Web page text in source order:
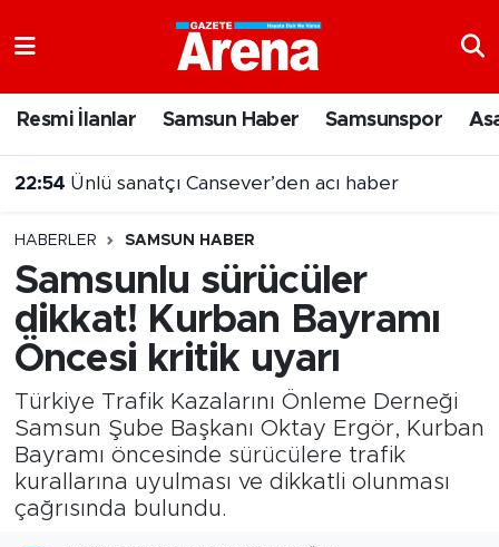
Resmi İlanlar Samsun Haber Samsunspor
22:54 Ünlü sanatçı Cansever’den acı haber
22:38 İslambad'da Türk bayrağı göndere çekildi
HABERLER SAMSUN HABER
Samsunlu sürücüler
dikkat! Kurban Bayramı
Öncesi kritik uyarı
Türkiye Trafik Kazalarını Önleme Derneği
Samsun Şube Başkanı Oktay Ergör, Kurban
Bayramı öncesinde sürücülere trafik
kurallarına uyulması ve dikkatli olunması
çağrısında bulundu.
Samsun Namaz Vakitleri
Süper Lig Puan Durumu ve Fikstür
Tüm Manşetler
Son Dakika Haberleri
Haber Arşivi